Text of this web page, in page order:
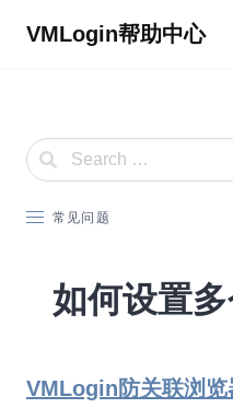
VMLogin帮助中心
常见问题
如何设置
VMLogin防关联浏览